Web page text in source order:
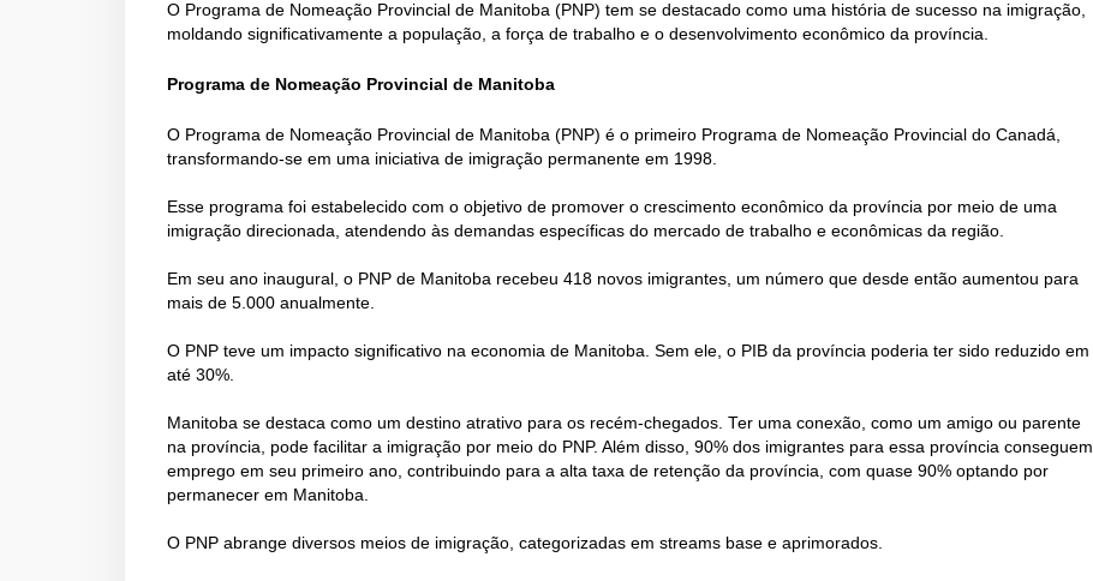
O Programa de Nomeação Provincial de Manitoba (PNP) tem se destacado como uma história de sucesso na imigração,
moldando significativamente a população, a força de trabalho e o desenvolvimento econômico da província.
Programa de Nomeação Provincial de Manitoba
O Programa de Nomeação Provincial de Manitoba (PNP) é o primeiro Programa de Nomeação Provincial do Canadá,
transformando-se em uma iniciativa de imigração permanente em 1998.
Esse programa foi estabelecido com o objetivo de promover o crescimento econômico da província por meio de uma
imigração direcionada, atendendo às demandas específicas do mercado de trabalho e econômicas da região.
Em seu ano inaugural, o PNP de Manitoba recebeu 418 novos imigrantes, um número que desde então aumentou para
mais de 5.000 anualmente.
O PNP teve um impacto significativo na economia de Manitoba. Sem ele, o PIB da província poderia ter sido reduzido em
até 30%.
Manitoba se destaca como um destino atrativo para os recém-chegados. Ter uma conexão, como um amigo ou parente
na província, pode facilitar a imigração por meio do PNP. Além disso, 90% dos imigrantes para essa província conseguem
emprego em seu primeiro ano, contribuindo para a alta taxa de retenção da província, com quase 90% optando por
permanecer em Manitoba.
O PNP abrange diversos meios de imigração, categorizadas em streams base e aprimorados.